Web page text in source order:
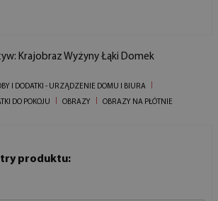
Krajobraz Wyżyny Łąki Domek
I DODATKI - URZĄDZENIE DOMU I BIURA
DO POKOJU
OBRAZY OBRAZY NA PŁÓTNIE
produktu: